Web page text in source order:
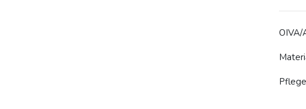
OIVA/